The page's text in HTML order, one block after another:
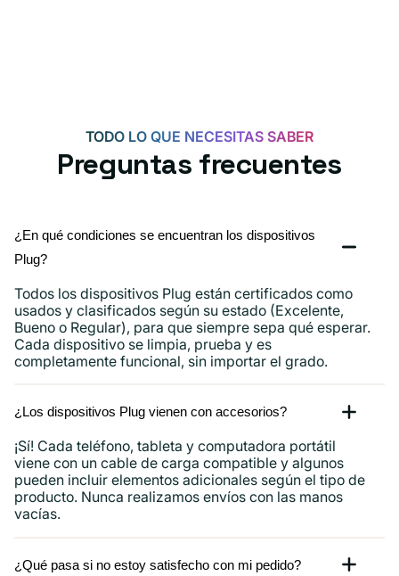
TODO LO QUE NECESITAS SABER
Preguntas frecuentes
¿En qué condiciones se encuentran los dispositivos
Plug?
Todos los dispositivos Plug están certificados como
usados ​​y clasificados según su estado (Excelente,
Bueno o Regular), para que siempre sepa qué esperar.
Cada dispositivo se limpia, prueba y es
completamente funcional, sin importar el grado.
¿Los dispositivos Plug vienen con accesorios?
¡Sí! Cada teléfono, tableta y computadora portátil
viene con un cable de carga compatible y algunos
pueden incluir elementos adicionales según el tipo de
producto. Nunca realizamos envíos con las manos
vacías.
¿Qué pasa si no estoy satisfecho con mi pedido?